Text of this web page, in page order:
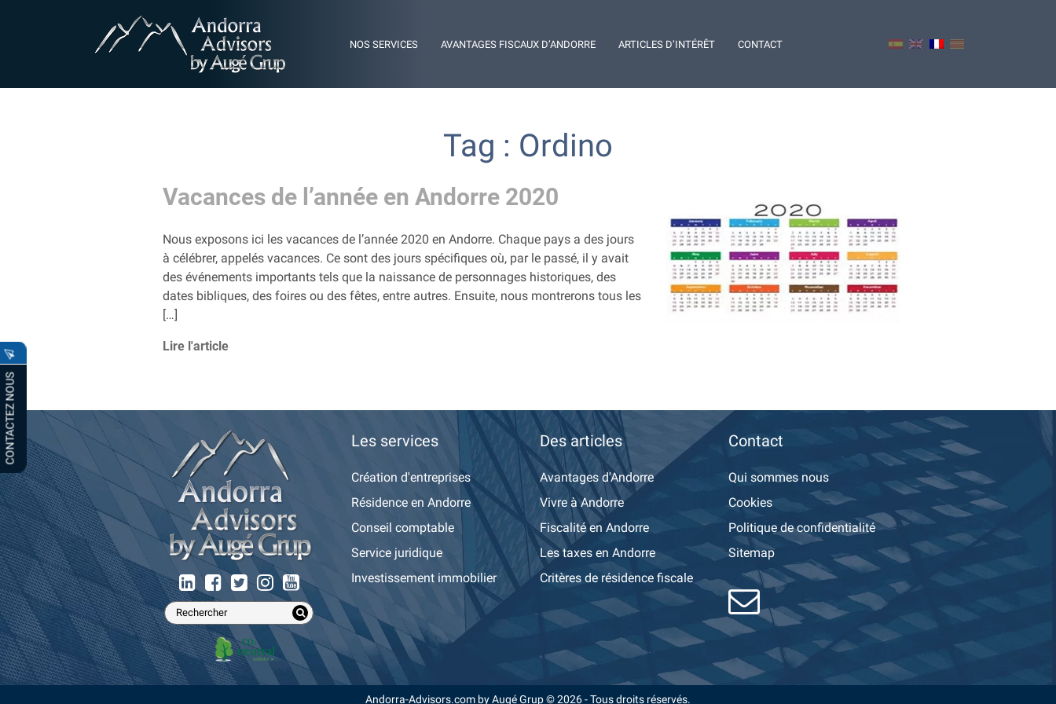
CONTACTEZ NOUS
NOS SERVICES AVANTAGES FISCAUX D’ANDORRE ARTICLES D’INTÉRÊT CONTACT
Tag : Ordino
Vacances de l’année en Andorre 2020
Nous exposons ici les vacances de l’année 2020 en Andorre. Chaque pays a des jours
à célébrer, appelés vacances. Ce sont des jours spécifiques où, par le passé, il y avait
des événements importants tels que la naissance de personnages historiques, des
dates bibliques, des foires ou des fêtes, entre autres. Ensuite, nous montrerons tous les
[…]
Lire l'article
Les services
Création d'entreprises
Résidence en Andorre
Conseil comptable
Service juridique
Investissement immobilier
Des articles
Avantages d'Andorre
Vivre à Andorre
Fiscalité en Andorre
Les taxes en Andorre
Critères de résidence fiscale
Contact
Qui sommes nous
Cookies
Politique de confidentialité
Sitemap
Andorra-Advisors.com by Augé Grup © 2026 - Tous droits réservés.